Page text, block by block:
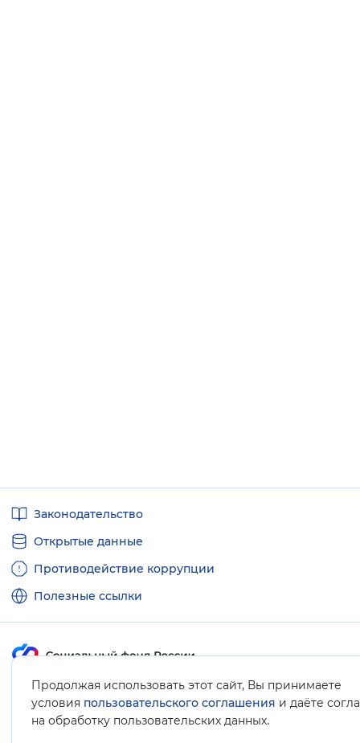
Продолжая использовать этот сайт, Вы принимаете
условия пользовательского соглашения и даёте
на обработку пользовательских данных.
ссылкиЗаконодательство
Открытые данные
Противодействие коррупции
Полезные ссылки
Карта сайта